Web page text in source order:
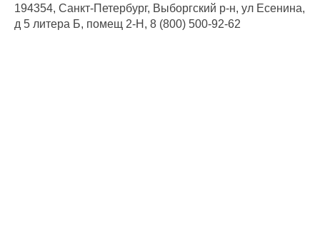
194354, Санкт-Петербург, Выборгский р-н, ул Есенина,
д 5 литера Б, помещ 2-Н, 8 (800) 500-92-62